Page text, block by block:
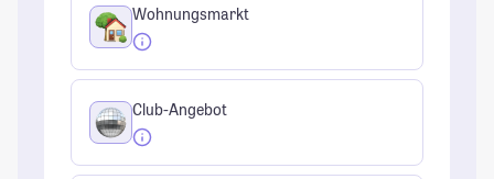
Wohnungsmarkt
Club-Angebot